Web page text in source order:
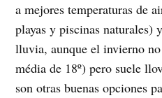
a mejores temperaturas de
playas y piscinas naturales)
lluvia, aunque el invierno
média de 18º) pero suele
son otras buenas opciones